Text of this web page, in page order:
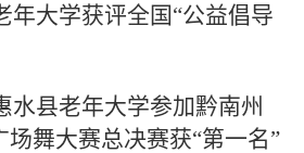
年大学获评全国“公益倡导
水县老年大学参加黔南州
场舞大赛总决赛获“第一名”